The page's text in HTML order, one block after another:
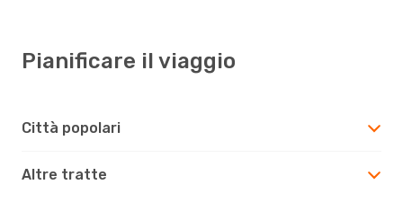
Pianificare il viaggio
Città popolari
Altre tratte